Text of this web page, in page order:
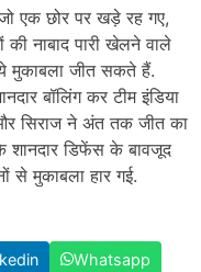
एक छोर पर खड़े रह गए,
नाबाद पारी खेलने वाले
मुकाबला जीत सकते हैं.
बॉलिंग कर टीम इंडिया
सिराज ने अंत तक जीत का
शानदार डिफेंस के बावजूद
से मुकाबला हार गई.
Whatsapp